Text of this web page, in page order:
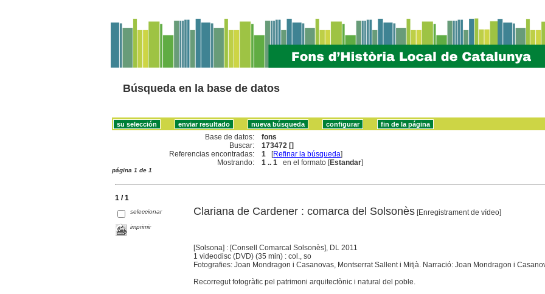
Búsqueda en la base de datos
Base de datos:
fons
Buscar:
173472 []
Referencias encontradas:
1 [Refinar la búsqueda]
Mostrando:
1 .. 1 en el formato [Estandar]
página 1 de 1
1 / 1
seleccionar
imprimir
Clariana de Cardener : comarca del Solsonès[Enregistrament de vídeo]
[Solsona] : [Consell Comarcal Solsonès], DL 2011
1 videodisc (DVD) (35 min) : col., so
Fotografies: Joan Mondragon i Casanovas, Montserrat Sallent i Mitjà. Narració: Joan Mondragon i
Recorregut fotogràfic pel patrimoni arquitectònic i natural del poble.